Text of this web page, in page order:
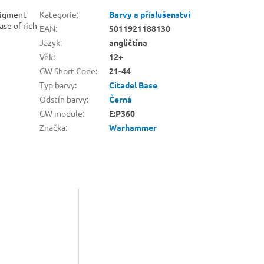
of rich
Kategorie:
Barvy a příslušenství
EAN:
5011921188130
Jazyk:
angličtina
Věk:
12+
GW Short Code:
21-44
Typ barvy:
Citadel Base
Odstín barvy:
Černá
GW module:
E:P360
Značka: Warhammer